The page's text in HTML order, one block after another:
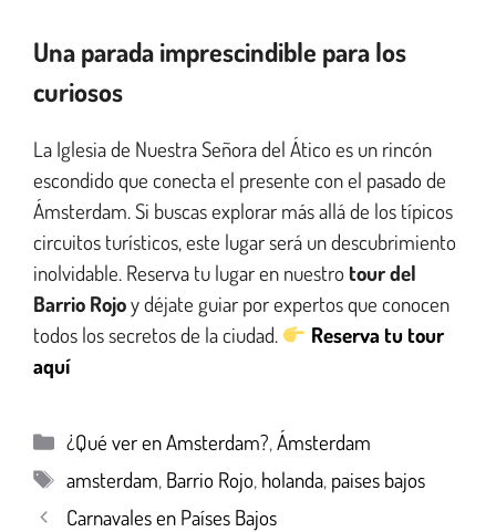
Una parada imprescindible para los
curiosos
La Iglesia de Nuestra Señora del Ático es un rincón
escondido que conecta el presente con el pasado de
Ámsterdam. Si buscas explorar más allá de los típicos
circuitos turísticos, este lugar será un descubrimiento
inolvidable. Reserva tu lugar en nuestro tour del
Barrio Rojoy déjate guiar por expertos que conocen
todos los secretos de la ciudad.
Reserva tu tour
aquí
¿Qué ver en Amsterdam?,Ámsterdam
amsterdam, Barrio Rojo, holanda, paises bajos
Carnavales en Países Bajos